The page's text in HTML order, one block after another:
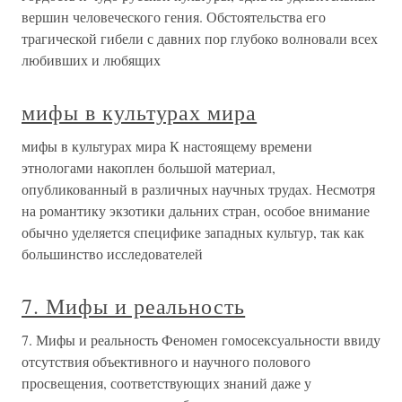
вершин человеческого гения. Обстоятельства его
трагической гибели с давних пор глубоко волновали всех
любивших и любящих
мифы в культурах мира
мифы в культурах мира К настоящему времени
этнологами накоплен большой материал,
опубликованный в различных научных трудах. Несмотря
на романтику экзотики дальних стран, особое внимание
обычно уделяется специфике западных культур, так как
большинство исследователей
7. Мифы и реальность
7. Мифы и реальность Феномен гомосексуальности ввиду
отсутствия объективного и научного полового
просвещения, соответствующих знаний даже у